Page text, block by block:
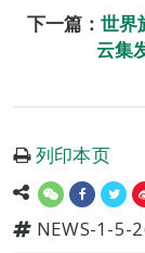
下一篇： 世界
云集
列印本页
NEWS-1-5-